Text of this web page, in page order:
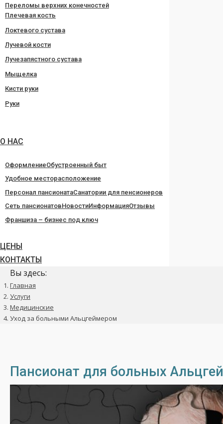
Переломы верхних конечностей
Плечевая кость
Локтевого сустава
Лучевой кости
Лучезапястного сустава
Мыщелка
Кисти руки
Руки
О НАС
ОформлениеОбустроенный быт
Удобное месторасположение
Персонал пансионатаСанатории для пенсионеров
Сеть пансионатовНовостиИнформацияОтзывы
Франшиза – бизнес под ключ
ЦЕНЫ
КОНТАКТЫ
Вы здесь:
Главная
Услуги
Медицинские
Уход за больными Альцгеймером
Пансионат для больных